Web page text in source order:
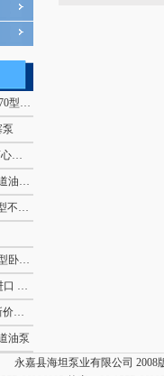
加油泵
泵
机
吸泵
心泵
级泵
泵
污泵
油泵
永嘉县海坦泵业有限公司 2008